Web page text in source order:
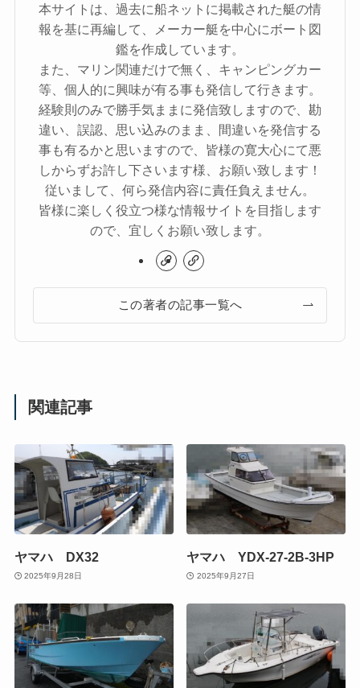
本サイトは、過去に船ネットに掲載された艇の情
報を基に再編して、メーカー艇を中心にボート図
鑑を作成しています。
また、マリン関連だけで無く、キャンピングカー
等、個人的に興味が有る事も発信して行きます。
経験則のみで勝手気ままに発信致しますので、勘
違い、誤認、思い込みのまま、間違いを発信する
事も有るかと思いますので、皆様の寛大心にて悪
しからずお許し下さいます様、お願い致します！
従いまして、何ら発信内容に責任負えません。
皆様に楽しく役立つ様な情報サイトを目指します
ので、宜しくお願い致します。
この著者の記事一覧へ
関連記事
ヤマハ DX32
2025年9月28日
ヤマハ YDX-27-2B-3HP
2025年9月27日